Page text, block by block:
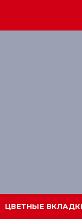
ЦВЕТНЫЕ